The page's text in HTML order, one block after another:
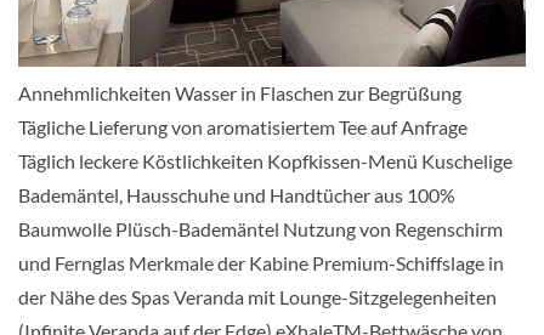
Deck Panorama
Balkonkabine
Annehmlichkeiten Wasser in Flaschen zur Begrüßung
Tägliche Lieferung von aromatisiertem Tee auf Anfrage
Täglich leckere Köstlichkeiten Kopfkissen-Menü Kuschelige
Bademäntel, Hausschuhe und Handtücher aus 100%
Baumwolle Plüsch-Bademäntel Nutzung von Regenschirm
und Fernglas Merkmale der Kabine Premium-Schiffslage in
der Nähe des Spas Veranda mit Lounge-Sitzgelegenheiten